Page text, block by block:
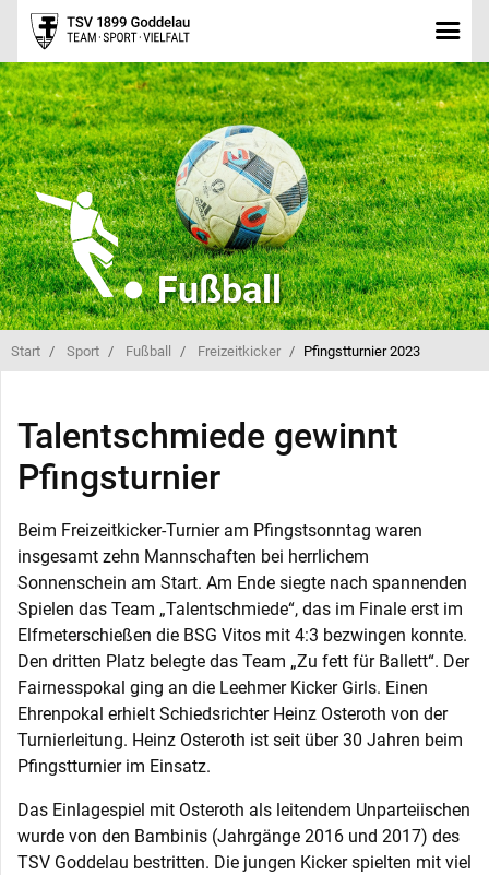
Fußball
Start Sport Fußball Freizeitkicker Pfingstturnier 2023
Talentschmiede gewinnt
Pfingsturnier
Beim Freizeitkicker-Turnier am Pfingstsonntag waren
insgesamt zehn Mannschaften bei herrlichem
Sonnenschein am Start. Am Ende siegte nach spannenden
Spielen das Team „Talentschmiede“, das im Finale erst im
Elfmeterschießen die BSG Vitos mit 4:3 bezwingen konnte.
Den dritten Platz belegte das Team „Zu fett für Ballett“. Der
Fairnesspokal ging an die Leehmer Kicker Girls. Einen
Ehrenpokal erhielt Schiedsrichter Heinz Osteroth von der
Turnierleitung. Heinz Osteroth ist seit über 30 Jahren beim
Pfingstturnier im Einsatz.
Das Einlagespiel mit Osteroth als leitendem Unparteiischen
wurde von den Bambinis (Jahrgänge 2016 und 2017) des
TSV Goddelau bestritten. Die jungen Kicker spielten mit viel